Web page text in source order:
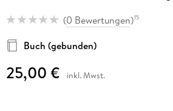
(0 Bewertungen)15
Buch (gebunden)
25,00 € inkl. Mwst.